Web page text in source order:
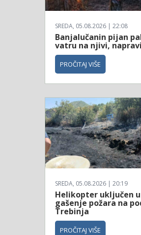
SREDA, 05.08.2026 | 22:08
Banjalučanin pijan
vatru na njivi,
PROČITAJ VIŠE
SREDA, 05.08.2026 | 20:19
Helikopter uključen u
gašenje požara na
Trebinja
PROČITAJ VIŠE